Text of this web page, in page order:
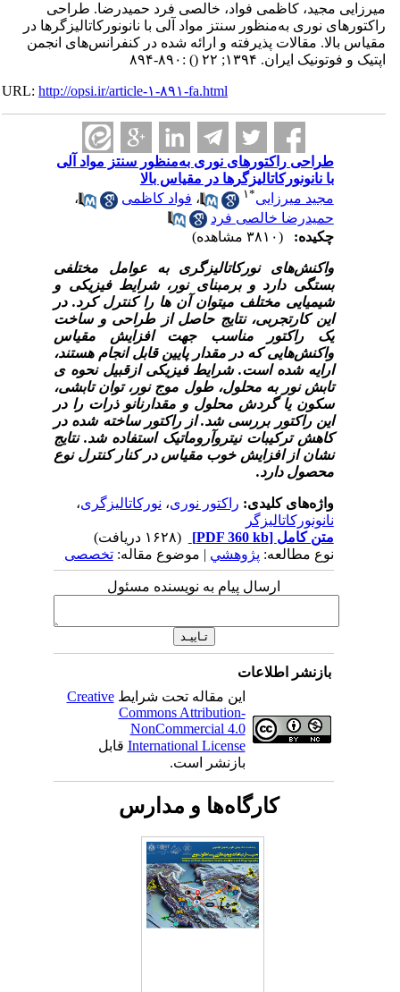
میرزایی مجید، کاظمی فواد، خالصی فرد حمیدرضا. طراحی
راکتور‌های نوری به‌منظور سنتز مواد آلی با نانو‌‌نورکاتالیزگر‌‌ها در
مقیاس بالا. مقالات پذیرفته و ارائه شده در کنفرانس‌های انجمن
اپتیک و فوتونیک ایران. ۱۳۹۴; ۲۲
() :۸۹۰-۸۹۴
URL:http://opsi.ir/article-۱-۸۹۱-fa.html
طراحی راکتور‌های نوری به‌منظور سنتز مواد آلی
با نانو‌‌نورکاتالیزگر‌‌ها در مقیاس بالا
مجید میرزایی
۱ ،فواد کاظمی
،
حمیدرضا خالصی فرد
چکیده:
واکنش‌های نورکاتالیزگری به عوامل مختلفی
بستگی دارد و برمبنای نور، شرایط فیزیکی و
شیمیایی مختلف می­توان آن ها را کنترل کرد. در
این کارتجربی، نتایج حاصل از طراحی و ساخت
یک راکتور مناسب جهت افزایش مقیاس
واکنش‌هایی که در مقدار پایین قابل انجام هستند،
ارایه شده است. شرایط فیزیکی ازقبیل نحوه ی
تابش نور به محلول، طول موج نور، توان تابشی،
سکون یا گردش محلول و مقدارنانو ذرات را در
این راکتور بررسی شد. از راکتور ساخته شده در
کاهش ترکیبات نیتروآروماتیک استفاده شد. نتایج
نشان از افزایش خوب مقیاس در کنار کنترل نوع
محصول دارد.
واژه‌های کلیدی:راکتور نوری،نورکاتالیزگری،
نانونورکاتالیزگر
متن کامل[PDF 360 kb]
نوع مطالعه:پژوهشي| موضوع مقاله:تخصصی
ارسال پیام به نویسنده مسئول
بازنشر اطلاعات
این مقاله تحت شرایطCreative
Commons Attribution-
NonCommercial 4.0
International Licenseقابل
بازنشر است.
کارگاه‌ها و مدارس